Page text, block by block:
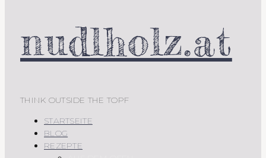
nudlholz.at
THINK OUTSIDE THE TOPF
STARTSEITE
BLOG
REZEPTE